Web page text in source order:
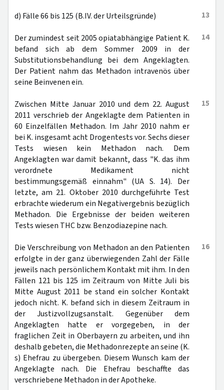
13
d) Fälle 66 bis 125 (B.IV. der Urteilsgründe)
14
Der zumindest seit 2005 opiatabhängige Patient K.
befand sich ab dem Sommer 2009 in der
Substitutionsbehandlung bei dem Angeklagten.
Der Patient nahm das Methadon intravenös über
seine Beinvenen ein.
15
Zwischen Mitte Januar 2010 und dem 22. August
2011 verschrieb der Angeklagte dem Patienten in
60 Einzelfällen Methadon. Im Jahr 2010 nahm er
bei K. insgesamt acht Drogentests vor. Sechs dieser
Tests wiesen kein Methadon nach. Dem
Angeklagten war damit bekannt, dass "K. das ihm
verordnete Medikament nicht
bestimmungsgemäß einnahm" (UA S. 14). Der
letzte, am 21. Oktober 2010 durchgeführte Test
erbrachte wiederum ein Negativergebnis bezüglich
Methadon. Die Ergebnisse der beiden weiteren
Tests wiesen THC bzw. Benzodiazepine nach.
16
Die Verschreibung von Methadon an den Patienten
erfolgte in der ganz überwiegenden Zahl der Fälle
jeweils nach persönlichem Kontakt mit ihm. In den
Fällen 121 bis 125 im Zeitraum von Mitte Juli bis
Mitte August 2011 be stand ein solcher Kontakt
jedoch nicht. K. befand sich in diesem Zeitraum in
der Justizvollzugsanstalt. Gegenüber dem
Angeklagten hatte er vorgegeben, in der
fraglichen Zeit in Oberbayern zu arbeiten, und ihn
deshalb gebeten, die Methadonrezepte an seine (K.
s) Ehefrau zu übergeben. Diesem Wunsch kam der
Angeklagte nach. Die Ehefrau beschaffte das
verschriebene Methadon in der Apotheke.